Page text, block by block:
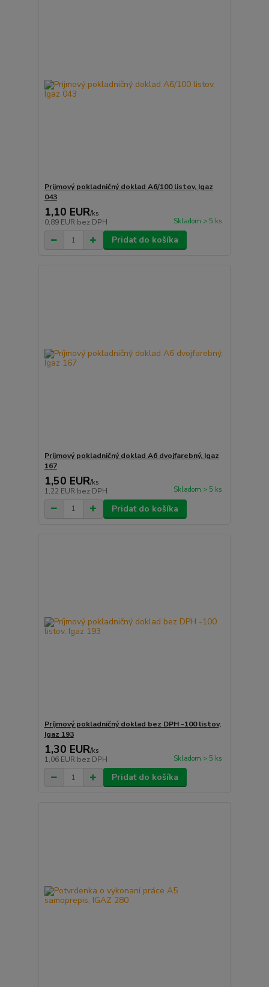
Prijmový pokladničný doklad A6/100 listov, Igaz
043
1,10 EUR/ks
0,89 EUR bez DPH Skladom > 5 ks
Pridať do košíka
Príjmový pokladničný doklad A6 dvojfarebný, Igaz
167
1,50 EUR/ks
1,22 EUR bez DPH Skladom > 5 ks
Pridať do košíka
Príjmový pokladničný doklad bez DPH -100 listov,
Igaz 193
1,30 EUR/ks
1,06 EUR bez DPH Skladom > 5 ks
Pridať do košíka